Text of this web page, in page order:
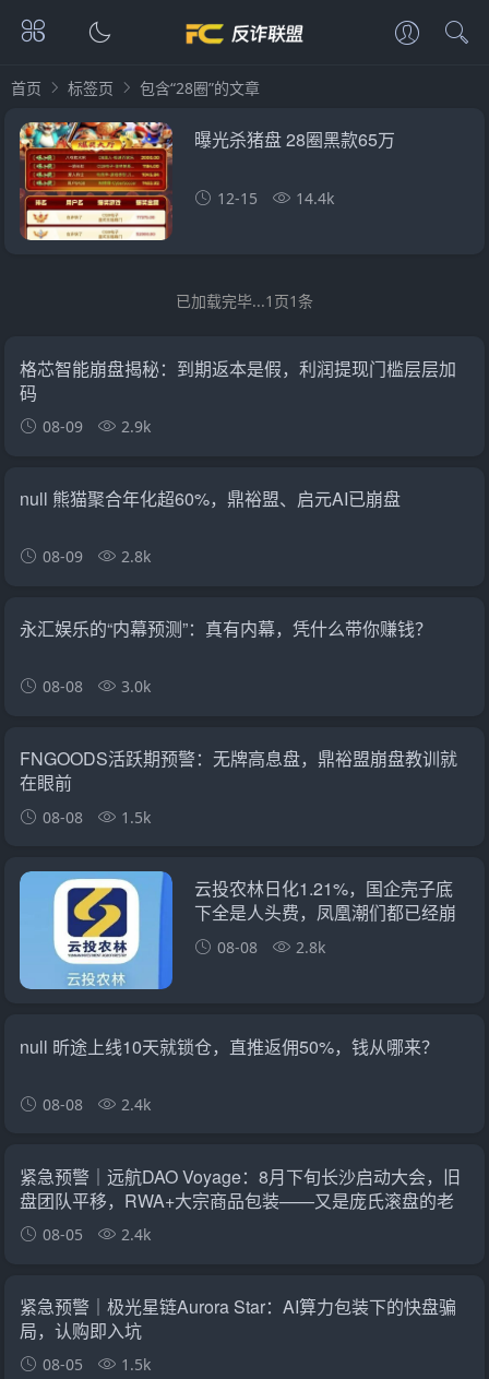
首页 标签页 包含“28圈”的文章
曝光杀猪盘 28圈黑款65万
12-15 14.4k
已加载完毕...1页1条
格芯智能崩盘揭秘：到期返本是假，利润提现门槛层层加
码
08-09 2.9k
null 熊猫聚合年化超60%，鼎裕盟、启元AI已崩盘
08-09 2.8k
永汇娱乐的“内幕预测”：真有内幕，凭什么带你赚钱？
08-08 3.0k
FNGOODS活跃期预警：无牌高息盘，鼎裕盟崩盘教训就
在眼前
08-08 1.5k
云投农林日化1.21%，国企壳子底
下全是人头费，凤凰潮们都已经崩
了 08-08 2.8k
null 昕途上线10天就锁仓，直推返佣50%，钱从哪来？
08-08 2.4k
紧急预警｜远航DAO Voyage：8月下旬长沙启动大会，旧
盘团队平移，RWA+大宗商品包装——又是庞氏滚盘的老
剧本08-05 2.4k
紧急预警｜极光星链Aurora Star：AI算力包装下的快盘骗
局，认购即入坑
08-05 1.5k